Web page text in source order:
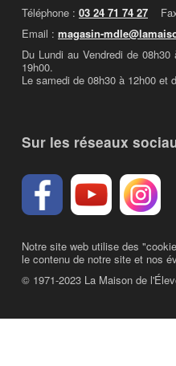
Téléphone : 03 24 71 74 27
Email : magasin-
Du Lundi au Vendredi de
19h00.
Le samedi de 08h30 à 12h00 et
Sur les réseaux
Notre site web utilise des
le contenu de notre site et nos
© 1971-2023 La Maison de